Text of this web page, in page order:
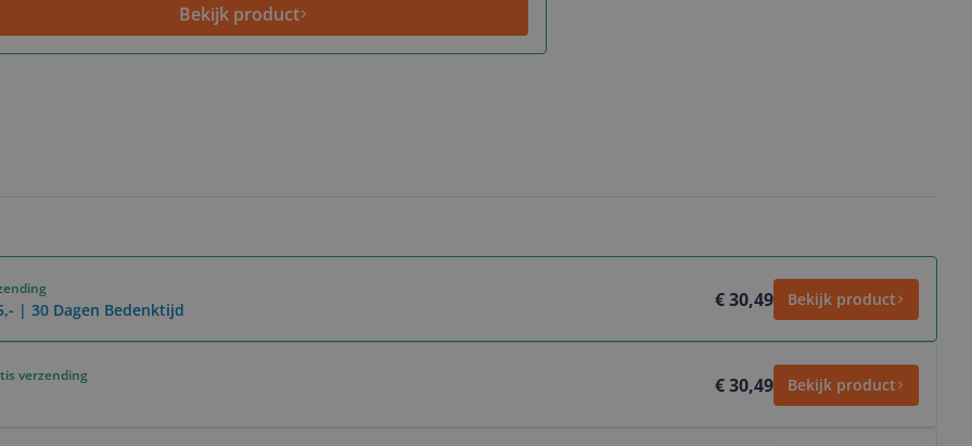
Bekijk product
| 30 Dagen Bedenktijd € 30,49 Bekijk product
verzending
€ 30,49 Bekijk product